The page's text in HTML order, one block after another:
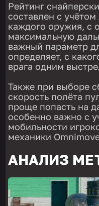
Рейтинг
составлен с
каждого оружия, с
максимальную
важный параметр
определяет, с
врага одним
Также при выборе
скорость полёта
проще попасть на
особенно важно с
мобильности
механики
АНАЛИЗ